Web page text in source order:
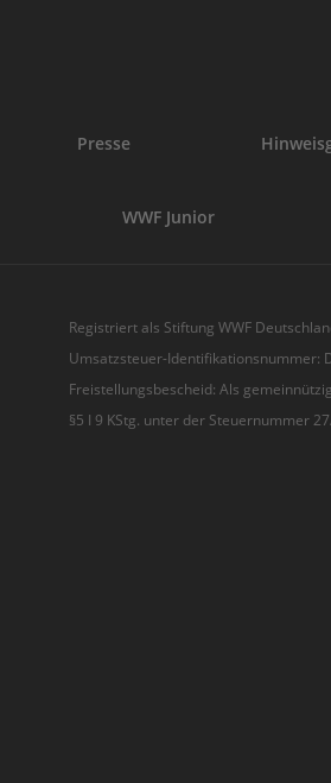
Presse
WWF Junior
Registriert als Stiftung WWF
Umsatzsteuer-Identifikationsnummer:
Freistellungsbescheid: Als
§5 I 9 KStg. unter der Steuernummer